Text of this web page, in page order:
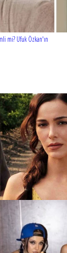
mi? Ufuk Özkan'ın